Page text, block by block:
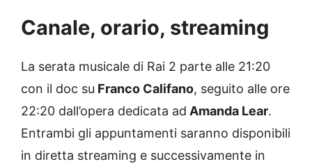
Canale, orario, streaming
La serata musicale di Rai 2 parte alle 21:20
con il doc su Franco Califano, seguito alle ore
22:20 dall’opera dedicata ad Amanda Lear.
Entrambi gli appuntamenti saranno disponibili
in diretta streaming e successivamente in